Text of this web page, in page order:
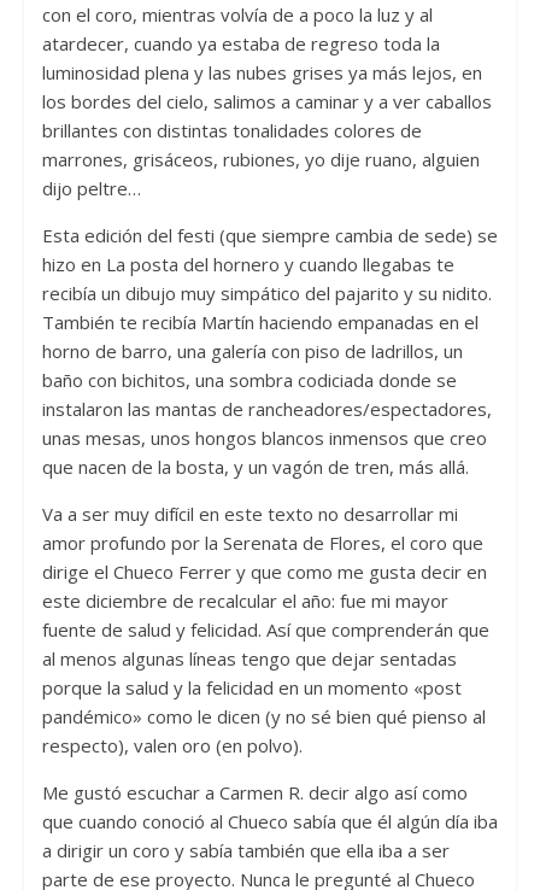
con el coro, mientras volvía de a poco la luz y al
atardecer, cuando ya estaba de regreso toda la
luminosidad plena y las nubes grises ya más lejos, en
los bordes del cielo, salimos a caminar y a ver caballos
brillantes con distintas tonalidades colores de
marrones, grisáceos, rubiones, yo dije ruano, alguien
dijo peltre…
Esta edición del festi (que siempre cambia de sede) se
hizo en La posta del hornero y cuando llegabas te
recibía un dibujo muy simpático del pajarito y su nidito.
También te recibía Martín haciendo empanadas en el
horno de barro, una galería con piso de ladrillos, un
baño con bichitos, una sombra codiciada donde se
instalaron las mantas de rancheadores/espectadores,
unas mesas, unos hongos blancos inmensos que creo
que nacen de la bosta, y un vagón de tren, más allá.
Va a ser muy difícil en este texto no desarrollar mi
amor profundo por la Serenata de Flores, el coro que
dirige el Chueco Ferrer y que como me gusta decir en
este diciembre de recalcular el año: fue mi mayor
fuente de salud y felicidad. Así que comprenderán que
al menos algunas líneas tengo que dejar sentadas
porque la salud y la felicidad en un momento «post
pandémico» como le dicen (y no sé bien qué pienso al
respecto), valen oro (en polvo).
Me gustó escuchar a Carmen R. decir algo así como
que cuando conoció al Chueco sabía que él algún día iba
a dirigir un coro y sabía también que ella iba a ser
parte de ese proyecto. Nunca le pregunté al Chueco